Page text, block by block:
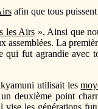
afin que tous puissent
les Airs ». Ainsi que
La
qui fut agrandie avec
utilisait les
deuxième point
les générations